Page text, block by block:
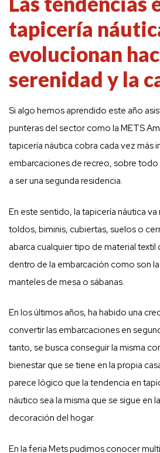
tapicería
evolucionan
serenidad y la
Si algo hemos aprendido este año
punteras del sector como la METS
tapicería náutica cobra cada vez más
embarcaciones de recreo, sobre todo
a ser una segunda residencia.
En este sentido, la tapicería náutica va
toldos, biminis, cubiertas, suelos o
abarca cualquier tipo de material
dentro de la embarcación como son
manteles de mesa o sábanas.
En los últimos años, ha habido una
convertir las embarcaciones en
tanto, se busca conseguir la misma
bienestar que se tiene en la propia
parece lógico que la tendencia en
náutico sea la misma que se sigue en
decoración del hogar.
En la feria Mets pudimos conocer